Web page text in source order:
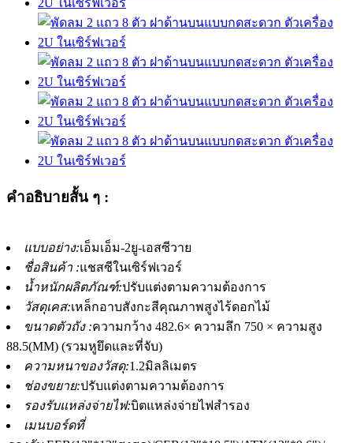
คำอธิบายสั้น ๆ :
แบบอย่าง:เอ็มเอ็ม-2ยู-เอสซีวาย
ชื่อสินค้า :แชสซีในเซิร์ฟเวอร์
น้ำหนักผลิตภัณฑ์:ปรับแต่งตามความต้องการ
วัสดุเคส:เหล็กอาบสังกะสีคุณภาพสูงไร้ดอกไม้
ขนาดตัวถัง :ความกว้าง 482.6× ความลึก 750 × ความสูง
88.5(MM) (รวมหูยึดและที่จับ)
ความหนาของวัสดุ:1.2มิลลิเมตร
ช่องขยาย:ปรับแต่งตามความต้องการ
รองรับแหล่งจ่ายไฟ:บิตแหล่งจ่ายไฟสำรอง
เมนบอร์ดที่